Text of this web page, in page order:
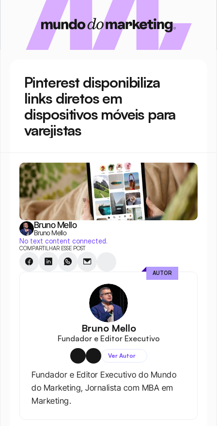
Pinterest disponibiliza
links diretos em
dispositivos móveis para
varejistas
COMPARTILHAR ESSE POST
Bruno Mello
Fundador e Editor Executivo
Ver Autor
Fundador e Editor Executivo do Mundo
do Marketing, Jornalista com MBA em
Marketing.
AUTOR
Bruno Mello
Bruno Mello
No text content connected.